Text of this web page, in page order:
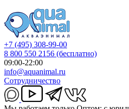
+7 (495) 308-99-00
8 800 550 2156 (бесплатно)
09:00-22:00
info@aquanimal.ru
Сотрудничество